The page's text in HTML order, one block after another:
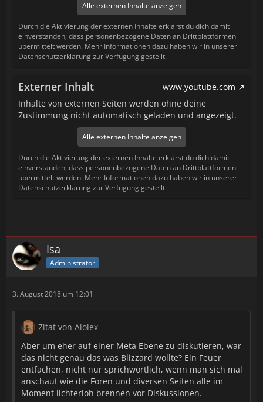
Alle externen Inhalte anzeigen
Durch die Aktivierung der externen Inhalte erklärst du dich damit
einverstanden, dass personenbezogene Daten an Drittplattformen
übermittelt werden. Mehr Informationen dazu haben wir in unserer
Datenschutzerklärung zur Verfügung gestellt.
Externer Inhalt
www.youtube.com
Inhalte von externen Seiten werden ohne deine
Zustimmung nicht automatisch geladen und angezeigt.
Alle externen Inhalte anzeigen
Durch die Aktivierung der externen Inhalte erklärst du dich damit
einverstanden, dass personenbezogene Daten an Drittplattformen
übermittelt werden. Mehr Informationen dazu haben wir in unserer
Datenschutzerklärung zur Verfügung gestellt.
Isa
Administrator
3. August 2018 um 12:01
Zitat von Alolex
Aber um eher auf einer Meta Ebene zu diskutieren, war
das nicht genau das was Blizzard wollte? Ein Feuer
entfachen, nicht nur sprichwörtlich, wenn man sich mal
anschaut wie die Foren und diversen Seiten alle im
Moment lichterloh brennen vor Diskussionen.